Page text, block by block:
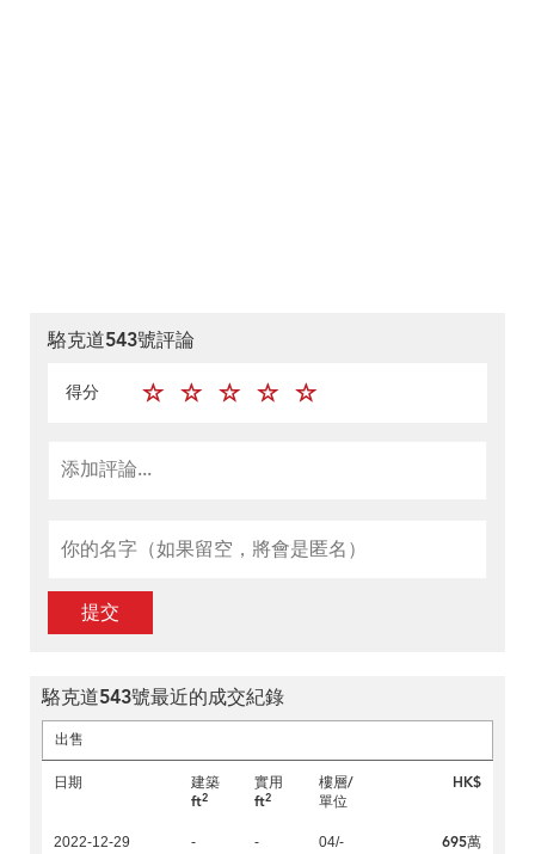
駱克道543號評論
得分
提交
駱克道543號最近的成交紀錄
出售
日期
建築
ft2
實用
ft2
樓層/
單位
HK$
2022-12-29 - - 04/- 695萬